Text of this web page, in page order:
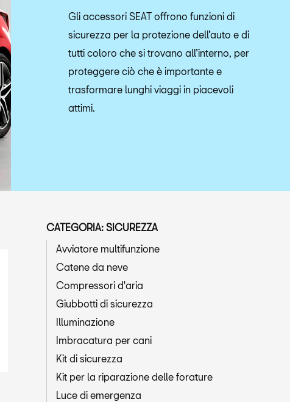
Gli accessori SEAT offrono funzioni di
sicurezza per la protezione dell’auto e di
tutti coloro che si trovano all’interno, per
proteggere ciò che è importante e
trasformare lunghi viaggi in piacevoli
attimi.
CATEGORIA: SICUREZZA
Avviatore multifunzione
Catene da neve
Compressori d'aria
Giubbotti di sicurezza
Illuminazione
Imbracatura per cani
Kit di sicurezza
Kit per la riparazione delle forature
Luce di emergenza